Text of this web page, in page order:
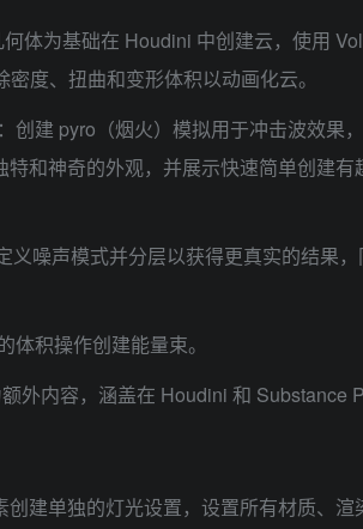
何体为基础在 Houdini 中创建云，使用
度、扭曲和变形体积以动画化云。
：创建 pyro（烟火）模拟用于冲击波效果
和神奇的外观，并展示快速简单创建
义噪声模式并分层以获得更真实的结果
体积操作创建能量束。
外内容，涵盖在 Houdini 和 Substance
建单独的灯光设置，设置所有材质、渲